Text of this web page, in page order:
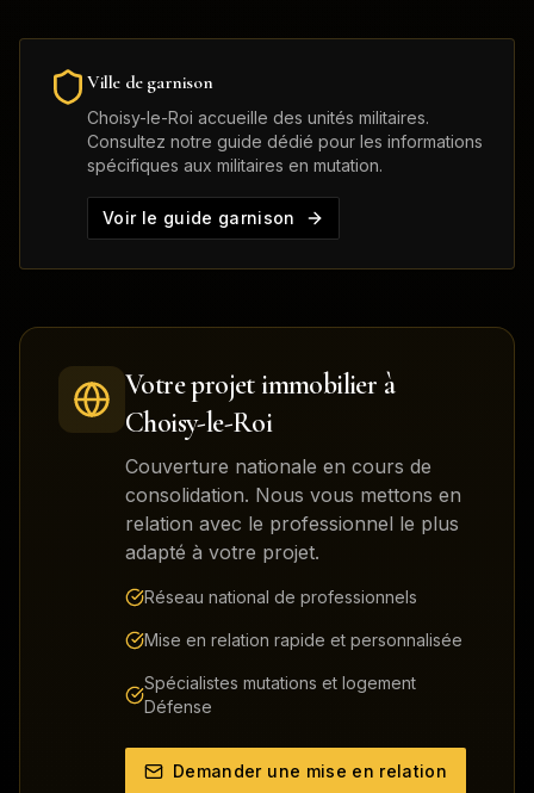
Ville de garnison
Choisy-le-Roi accueille des unités militaires.
Consultez notre guide dédié pour les informations
spécifiques aux militaires en mutation.
Voir le guide garnison
Votre projet immobilier à
Choisy-le-Roi
Couverture nationale en cours de
consolidation. Nous vous mettons en
relation avec le professionnel le plus
adapté à votre projet.
Réseau national de professionnels
Mise en relation rapide et personnalisée
Spécialistes mutations et logement
Défense
Demander une mise en relation